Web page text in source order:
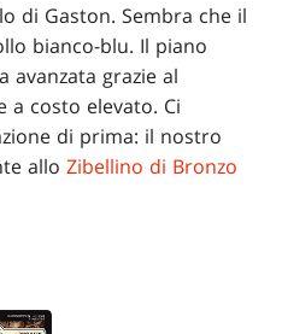
di Gaston. Sembra che il
bianco-blu. Il piano
avanzata grazie al
a costo elevato. Ci
di prima: il nostro
alloZibellino di Bronzo